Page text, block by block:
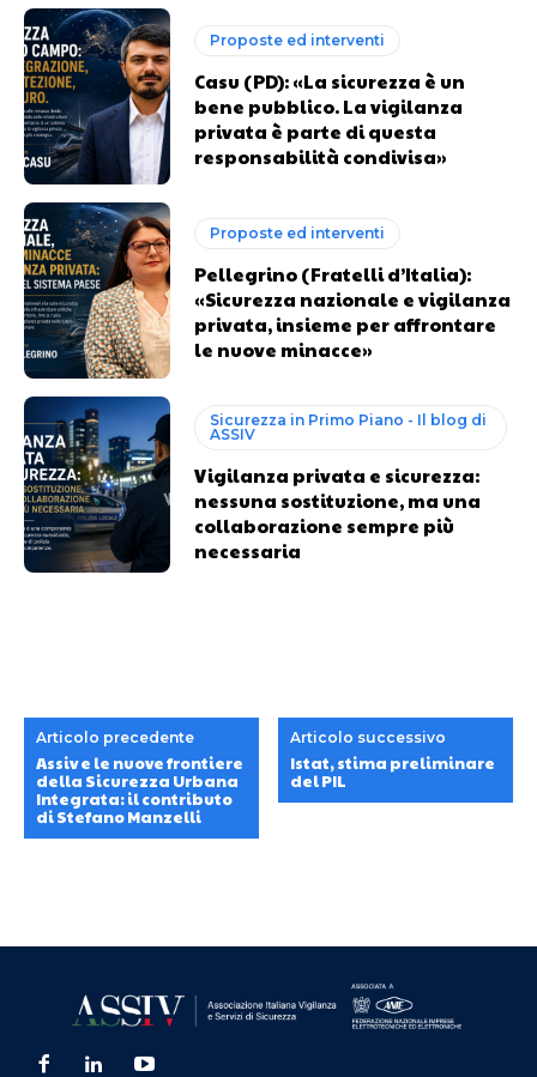
Proposte ed interventi
Casu (PD): «La sicurezza è un
bene pubblico. La vigilanza
privata è parte di questa
responsabilità condivisa»
Proposte ed interventi
Pellegrino (Fratelli d’Italia):
«Sicurezza nazionale e vigilanza
privata, insieme per affrontare
le nuove minacce»
Sicurezza in Primo Piano - Il blog di
ASSIV
Vigilanza privata e sicurezza:
nessuna sostituzione, ma una
collaborazione sempre più
necessaria
Articolo precedente
Assiv e le nuove frontiere
della Sicurezza Urbana
Integrata: il contributo
di Stefano Manzelli
Articolo successivo
Istat, stima preliminare
del PIL